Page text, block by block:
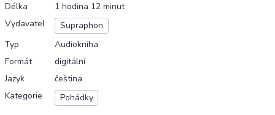
Délka
1 hodina 12 minut
Vydavatel
Supraphon
Typ
Audiokniha
Formát
digitální
Jazyk
čeština
Kategorie
Pohádky